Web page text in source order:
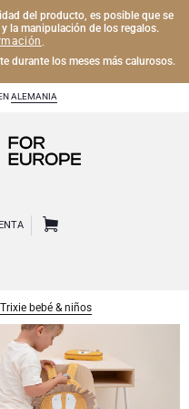
del producto, es posible que se
la manipulación de los regalos.
.
durante los meses más calurosos.
ALEMANIA
Trixie bebé & niños